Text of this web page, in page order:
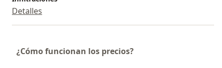
Detalles
¿Cómo funcionan los precios?